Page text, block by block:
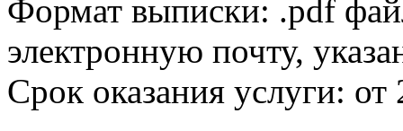
Формат выписки: .pdf
электронную почту,
Срок оказания услуги: от